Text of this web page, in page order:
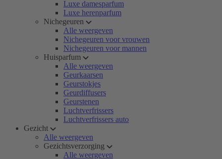
Luxe damesparfum
Luxe herenparfum
Nichegeuren
Alle weergeven
Nichegeuren voor vrouwen
Nichegeuren voor mannen
Huisparfum
Alle weergeven
Geurkaarsen
Geurstokjes
Geurdiffusers
Geurstenen
Luchtverfrissers
Luchtverfrissers auto
Gezicht
Alle weergeven
Gezichtsverzorging
Alle weergeven